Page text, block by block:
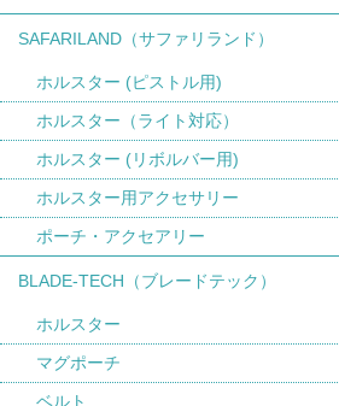
SAFARILAND（サファリランド）
ホルスター (ピストル用)
ホルスター（ライト対応）
ホルスター (リボルバー用)
ホルスター用アクセサリー
ポーチ・アクセアリー
BLADE-TECH（ブレードテック）
ホルスター
マグポーチ
ベルト